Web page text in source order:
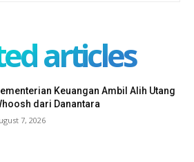
articles
Keuangan Ambil Alih Utang
dari Danantara
7, 2026